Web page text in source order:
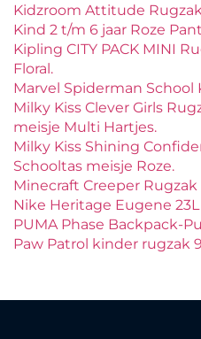
Kidzroom Attitude
Kind 2 t/m 6 jaar Roze
Kipling CITY PACK MINI
Floral.
Marvel Spiderman School
Milky Kiss Clever Girls
meisje Multi Hartjes.
Milky Kiss Shining
Schooltas meisje Roze.
Minecraft Creeper
Nike Heritage Eugene
PUMA Phase Backpack-
Paw Patrol kinder rugzak